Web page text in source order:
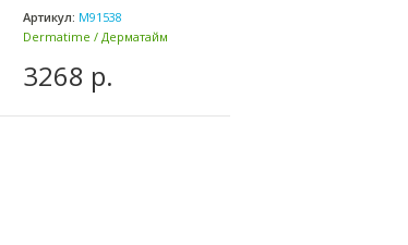
Артикул: М91538
Dermatime / Дерматайм
3268 р.